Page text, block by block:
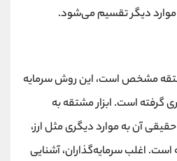
دیگر تقسیم می‌شود.
مشخص است، این روش سرمایه
گرفته است. ابزار مشتقه به
آن به موارد دیگری مثل ارز،
است. اغلب سرمایه‌گذاران، آشنایی